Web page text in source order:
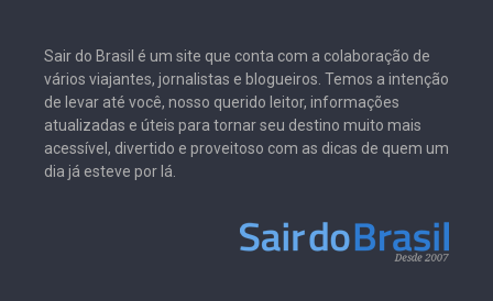
Sair do Brasil é um site que conta com a colaboração de
vários viajantes, jornalistas e blogueiros. Temos a intenção
de levar até você, nosso querido leitor, informações
atualizadas e úteis para tornar seu destino muito mais
acessível, divertido e proveitoso com as dicas de quem um
dia já esteve por lá.